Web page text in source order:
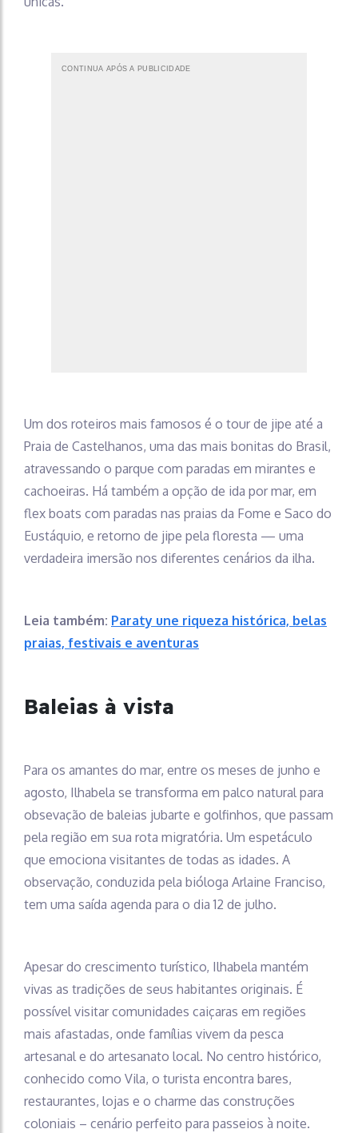
CONTINUA APÓS A PUBLICIDADE
Um dos roteiros mais famosos é o tour de jipe até a
Praia de Castelhanos, uma das mais bonitas do Brasil,
atravessando o parque com paradas em mirantes e
cachoeiras. Há também a opção de ida por mar, em
flex boats com paradas nas praias da Fome e Saco do
Eustáquio, e retorno de jipe pela floresta — uma
verdadeira imersão nos diferentes cenários da ilha.
Leia também: Paraty une riqueza histórica, belas
praias, festivais e aventuras
Baleias à vista
Para os amantes do mar, entre os meses de junho e
agosto, Ilhabela se transforma em palco natural para
obsevação de baleias jubarte e golfinhos, que passam
pela região em sua rota migratória. Um espetáculo
que emociona visitantes de todas as idades. A
observação, conduzida pela bióloga Arlaine Franciso,
tem uma saída agenda para o dia 12 de julho.
Apesar do crescimento turístico, Ilhabela mantém
vivas as tradições de seus habitantes originais. É
possível visitar comunidades caiçaras em regiões
mais afastadas, onde famílias vivem da pesca
artesanal e do artesanato local. No centro histórico,
conhecido como Vila, o turista encontra bares,
restaurantes, lojas e o charme das construções
coloniais – cenário perfeito para passeios à noite.